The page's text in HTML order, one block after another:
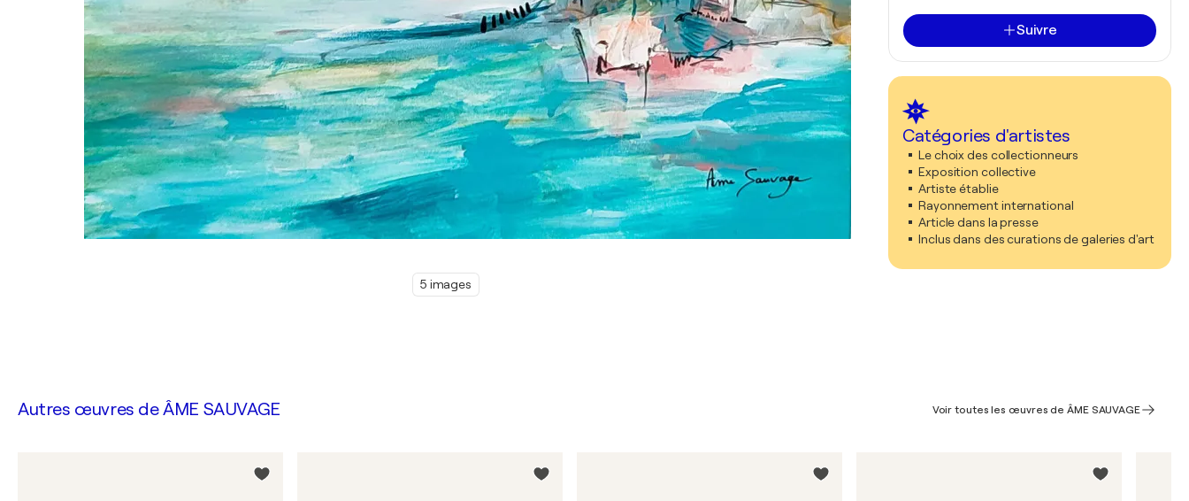
5 images
Suivre
Catégories d'artistes
Le choix des collectionneurs
Exposition collective
Artiste établie
Rayonnement international
Article dans la presse
Inclus dans des curations de galeries d'art
Autres œuvres deÂME SAUVAGE Voir toutes les œuvres de ÂME SAUVAGE